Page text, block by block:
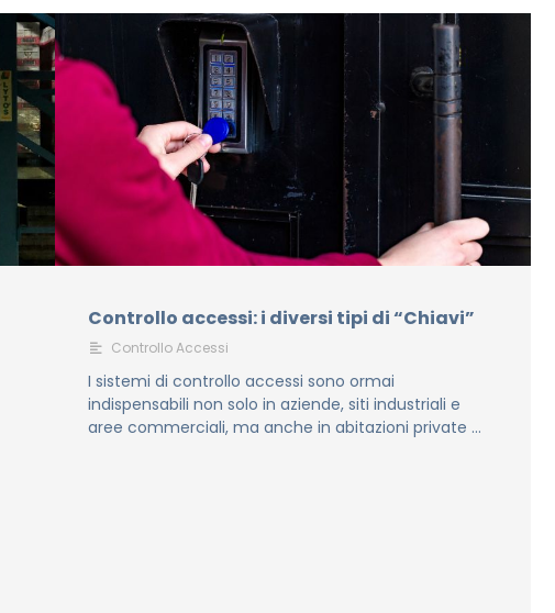
Controllo accessi: i diversi tipi di “Chiavi”
Controllo Accessi
I sistemi di controllo accessi sono ormai
indispensabili non solo in aziende, siti industriali e
aree commerciali, ma anche in abitazioni private …